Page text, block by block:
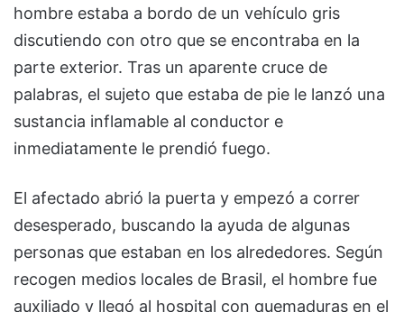
hombre estaba a bordo de un vehículo gris
discutiendo con otro que se encontraba en la
parte exterior. Tras un aparente cruce de
palabras, el sujeto que estaba de pie le lanzó una
sustancia inflamable al conductor e
inmediatamente le prendió fuego.
El afectado abrió la puerta y empezó a correr
desesperado, buscando la ayuda de algunas
personas que estaban en los alrededores. Según
recogen medios locales de Brasil, el hombre fue
auxiliado y llegó al hospital con quemaduras en el